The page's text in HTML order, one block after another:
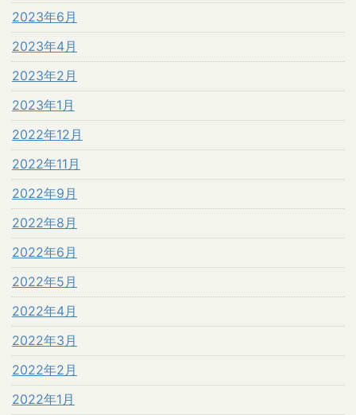
2023年6月
2023年4月
2023年2月
2023年1月
2022年12月
2022年11月
2022年9月
2022年8月
2022年6月
2022年5月
2022年4月
2022年3月
2022年2月
2022年1月